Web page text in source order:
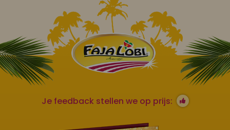
Je feedback stellen we op prijs: